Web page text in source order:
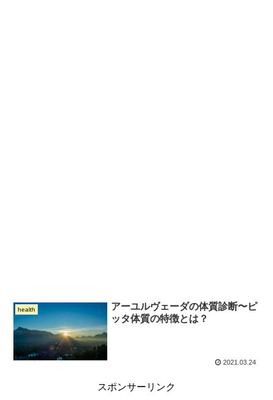
health
アーユルヴェーダの体質診断〜ピ
ッタ体質の特徴とは？
2021.03.24
スポンサーリンク